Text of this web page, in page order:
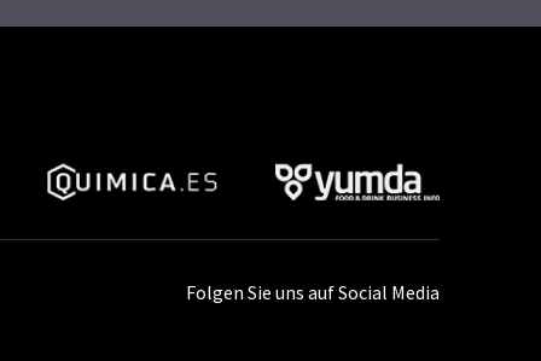
Folgen Sie uns auf Social Media